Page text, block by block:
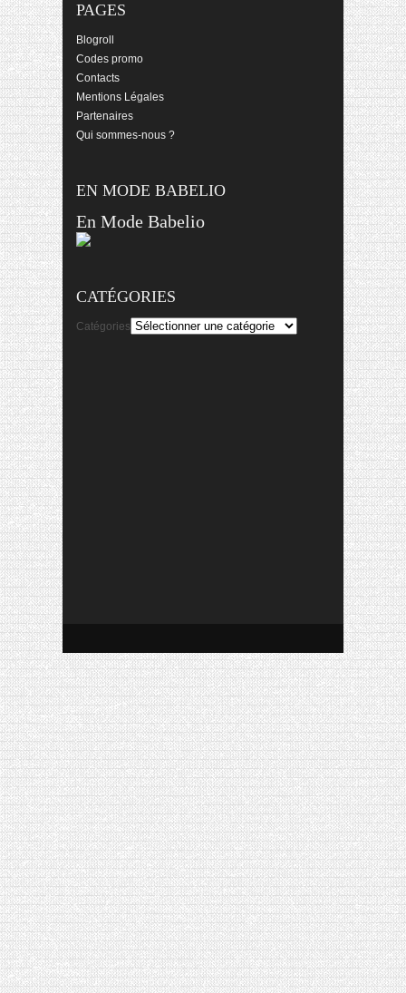
PAGES
Blogroll
Codes promo
Contacts
Mentions Légales
Partenaires
Qui sommes-nous ?
EN MODE BABELIO
En Mode Babelio
CATÉGORIES
Catégories